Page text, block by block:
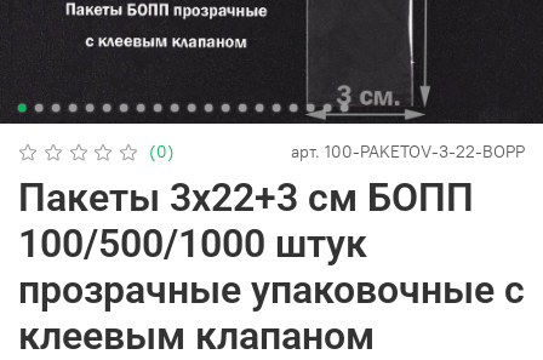
(0) арт. 100-PAKETOV-3-22-BOPP
Пакеты 3х22+3 см БОПП
100/500/1000 штук
прозрачные упаковочные с
клеевым клапаном